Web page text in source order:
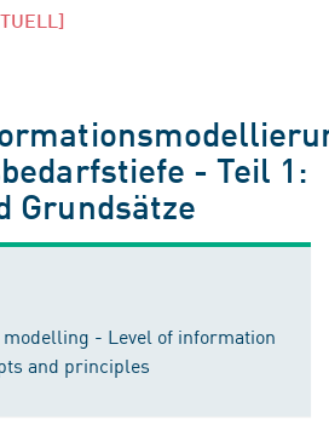
- Teil 1:
Grundsätze
- Level of information
and principles